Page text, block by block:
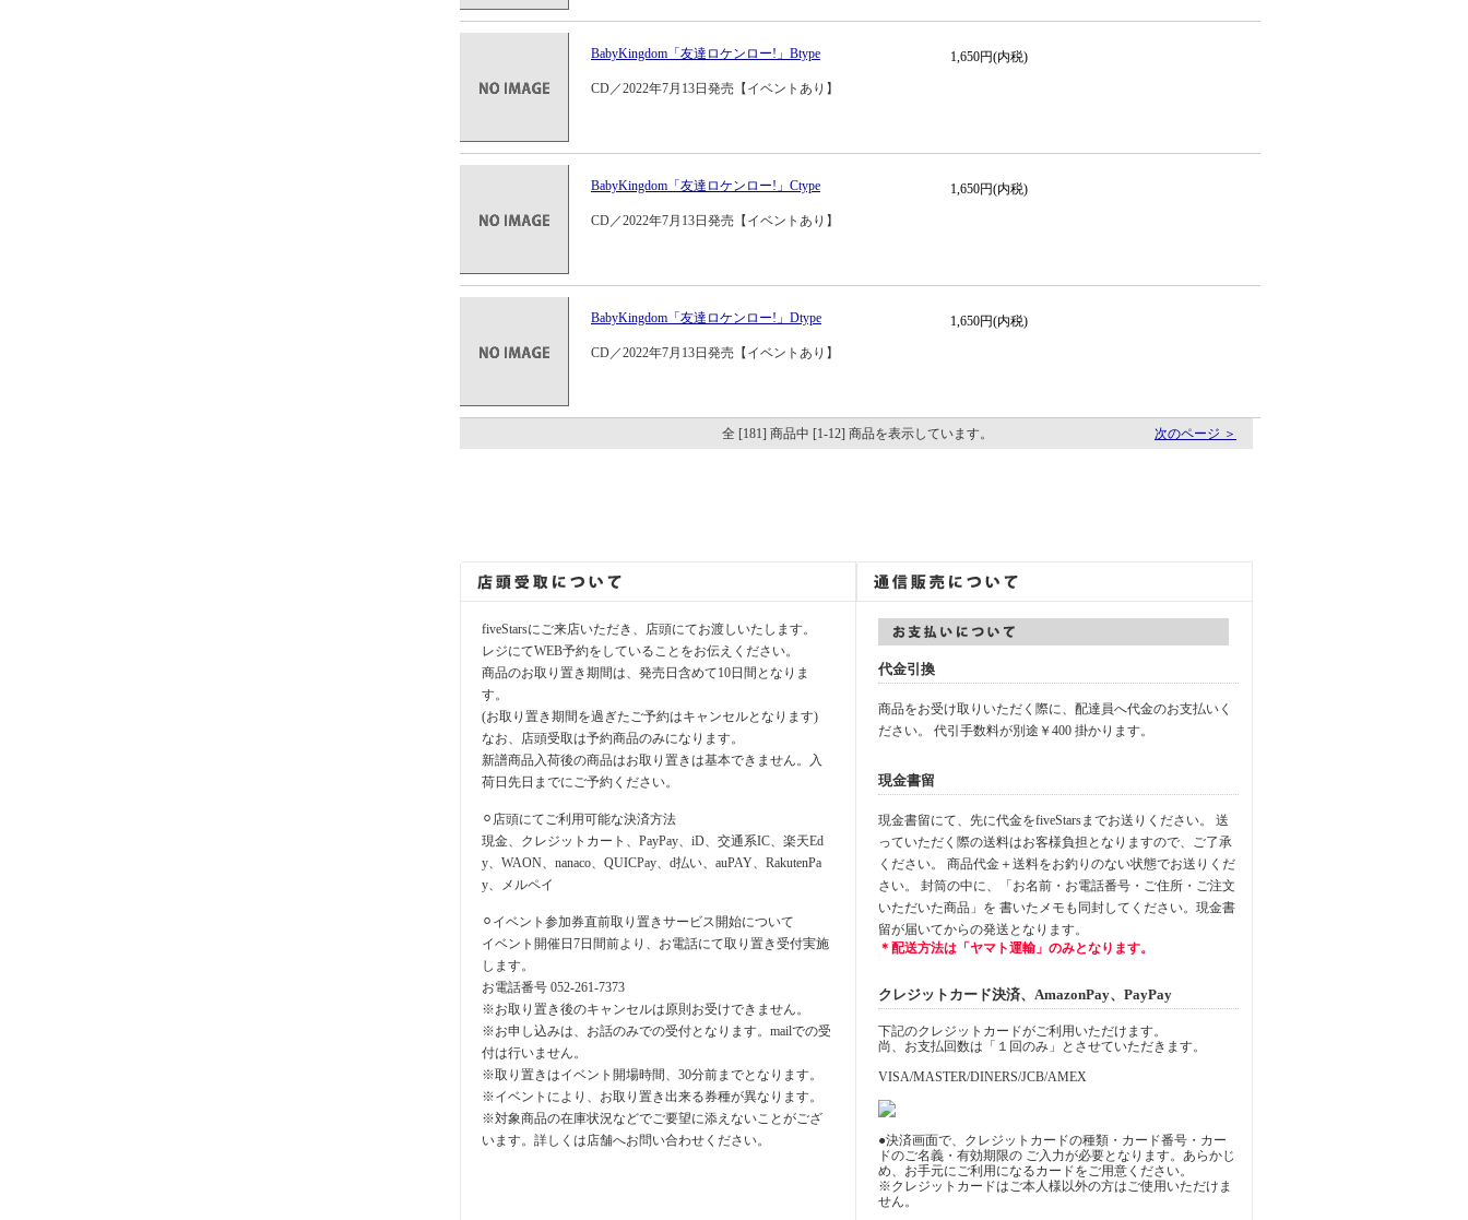
BabyKingdom「友達ロケンロー!」Btype 1,650円(内税)
CD／2022年7月13日発売【イベントあり】
BabyKingdom「友達ロケンロー!」Ctype 1,650円(内税)
CD／2022年7月13日発売【イベントあり】
BabyKingdom「友達ロケンロー!」Dtype 1,650円(内税)
CD／2022年7月13日発売【イベントあり】
全 [181] 商品中 [1-12] 商品を表示しています。 次のページ ＞
fiveStarsにご来店いただき、店頭にてお渡しいたします。
レジにてWEB予約をしていることをお伝えください。
商品のお取り置き期間は、発売日含めて10日間となりま
す。
(お取り置き期間を過ぎたご予約はキャンセルとなります)
なお、店頭受取は予約商品のみになります。
新譜商品入荷後の商品はお取り置きは基本できません。入
荷日先日までにご予約ください。
⚪︎店頭にてご利用可能な決済方法
現金、クレジットカート、PayPay、iD、交通系IC、楽天Ed
y、WAON、nanaco、QUICPay、d払い、auPAY、RakutenPa
y、メルペイ
⚪︎イベント参加券直前取り置きサービス開始について
イベント開催日7日間前より、お電話にて取り置き受付実施
します。
お電話番号 052-261-7373
※お取り置き後のキャンセルは原則お受けできません。
※お申し込みは、お話のみでの受付となります。mailでの受
付は行いません。
※取り置きはイベント開場時間、30分前までとなります。
※イベントにより、お取り置き出来る券種が異なります。
※対象商品の在庫状況などでご要望に添えないことがござ
います。詳しくは店舗へお問い合わせください。
代金引換
商品をお受け取りいただく際に、配達員へ代金のお支払いく
ださい。 代引手数料が別途￥400 掛かります。
現金書留
現金書留にて、先に代金をfiveStarsまでお送りください。 送
っていただく際の送料はお客様負担となりますので、ご了承
ください。 商品代金＋送料をお釣りのない状態でお送りくだ
さい。 封筒の中に、「お名前・お電話番号・ご住所・ご注文
いただいた商品」を 書いたメモも同封してください。現金書
留が届いてからの発送となります。
＊配送方法は「ヤマト運輸」のみとなります。
クレジットカード決済、AmazonPay、PayPay
下記のクレジットカードがご利用いただけます。
尚、お支払回数は「１回のみ」とさせていただきます。
VISA/MASTER/DINERS/JCB/AMEX
●決済画面で、クレジットカードの種類・カード番号・カー
ドのご名義・有効期限の ご入力が必要となります。あらかじ
め、お手元にご利用になるカードをご用意ください。
※クレジットカードはご本人様以外の方はご使用いただけま
せん。